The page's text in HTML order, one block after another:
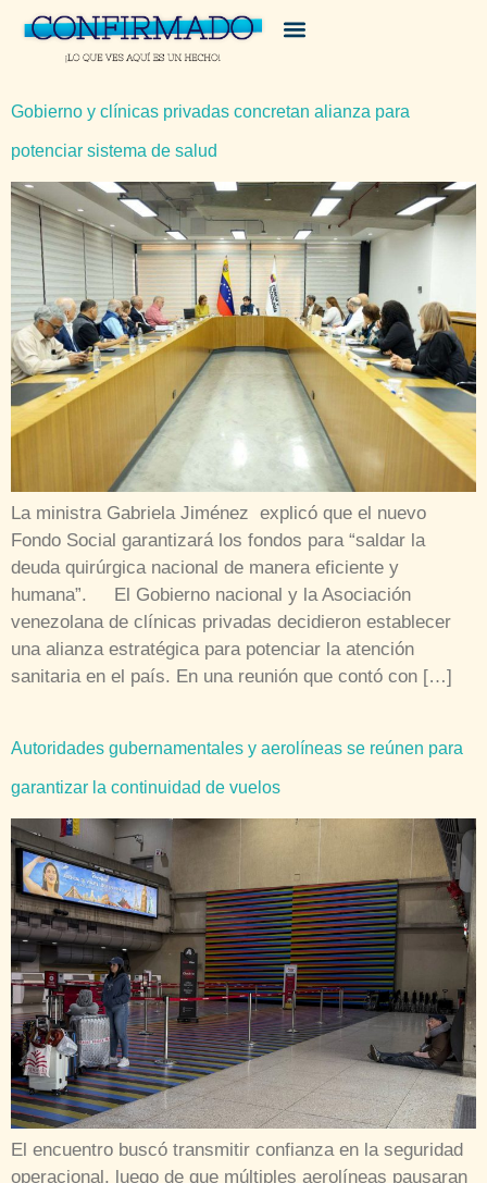
Gobierno y clínicas privadas concretan alianza para
potenciar sistema de salud
La ministra Gabriela Jiménez explicó que el nuevo
Fondo Social garantizará los fondos para “saldar la
deuda quirúrgica nacional de manera eficiente y
humana”. El Gobierno nacional y la Asociación
venezolana de clínicas privadas decidieron establecer
una alianza estratégica para potenciar la atención
sanitaria en el país. En una reunión que contó con […]
Autoridades gubernamentales y aerolíneas se reúnen para
garantizar la continuidad de vuelos
El encuentro buscó transmitir confianza en la seguridad
operacional, luego de que múltiples aerolíneas pausaran